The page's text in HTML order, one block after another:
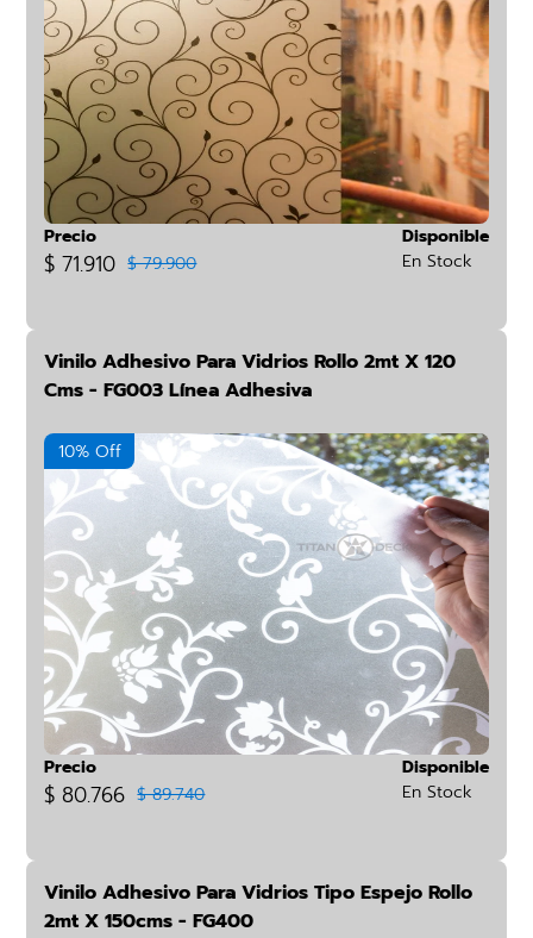
Precio
$ 71.910 $ 79.900
Disponible
En Stock
Vinilo Adhesivo Para Vidrios Rollo 2mt X 120
Cms - FG003 Línea Adhesiva
10% Off
Precio
$ 80.766 $ 89.740
Disponible
En Stock
Vinilo Adhesivo Para Vidrios Tipo Espejo Rollo
2mt X 150cms - FG400